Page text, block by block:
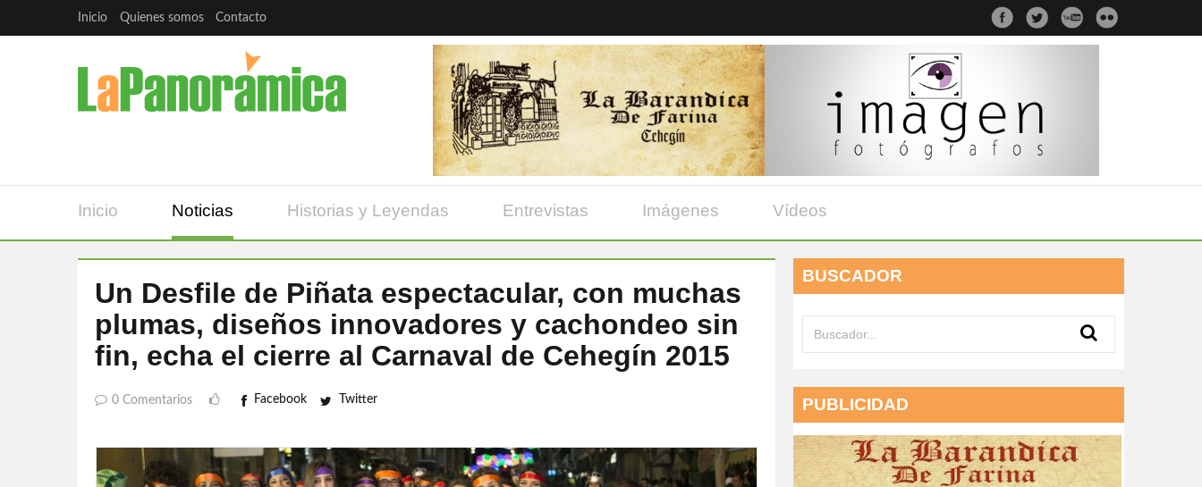
Inicio Quienes somos Contacto
Inicio Noticias Historias y Leyendas Entrevistas Imágenes Vídeos
Un Desfile de Piñata espectacular, con muchas
plumas, diseños innovadores y cachondeo sin
fin, echa el cierre al Carnaval de Cehegín 2015
0 Comentarios Facebook Twitter
BUSCADOR
PUBLICIDAD